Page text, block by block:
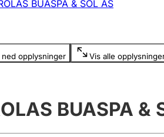
BUASPA & SOL AS
ned opplysninger Vis alle
er skjult
BUASPA &